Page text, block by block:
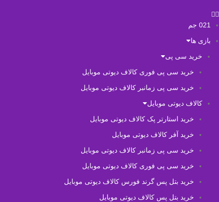
021 جم
بازی ها
خرید سی پی
خرید سی پی فوری کالاف دیوتی موبایل
خرید سی پی زمانبر کالاف دیوتی موبایل
کالاف دیوتی موبایل
خرید استارتر پک کالاف دیوتی موبایل
خرید آفر کالاف دیوتی موبایل
خرید سی پی زمانبر کالاف دیوتی موبایل
خرید سی پی فوری کالاف دیوتی موبایل
خرید بتل پس گرند فورس کالاف دیوتی موبایل
خرید بتل پس کالاف دیوتی موبایل